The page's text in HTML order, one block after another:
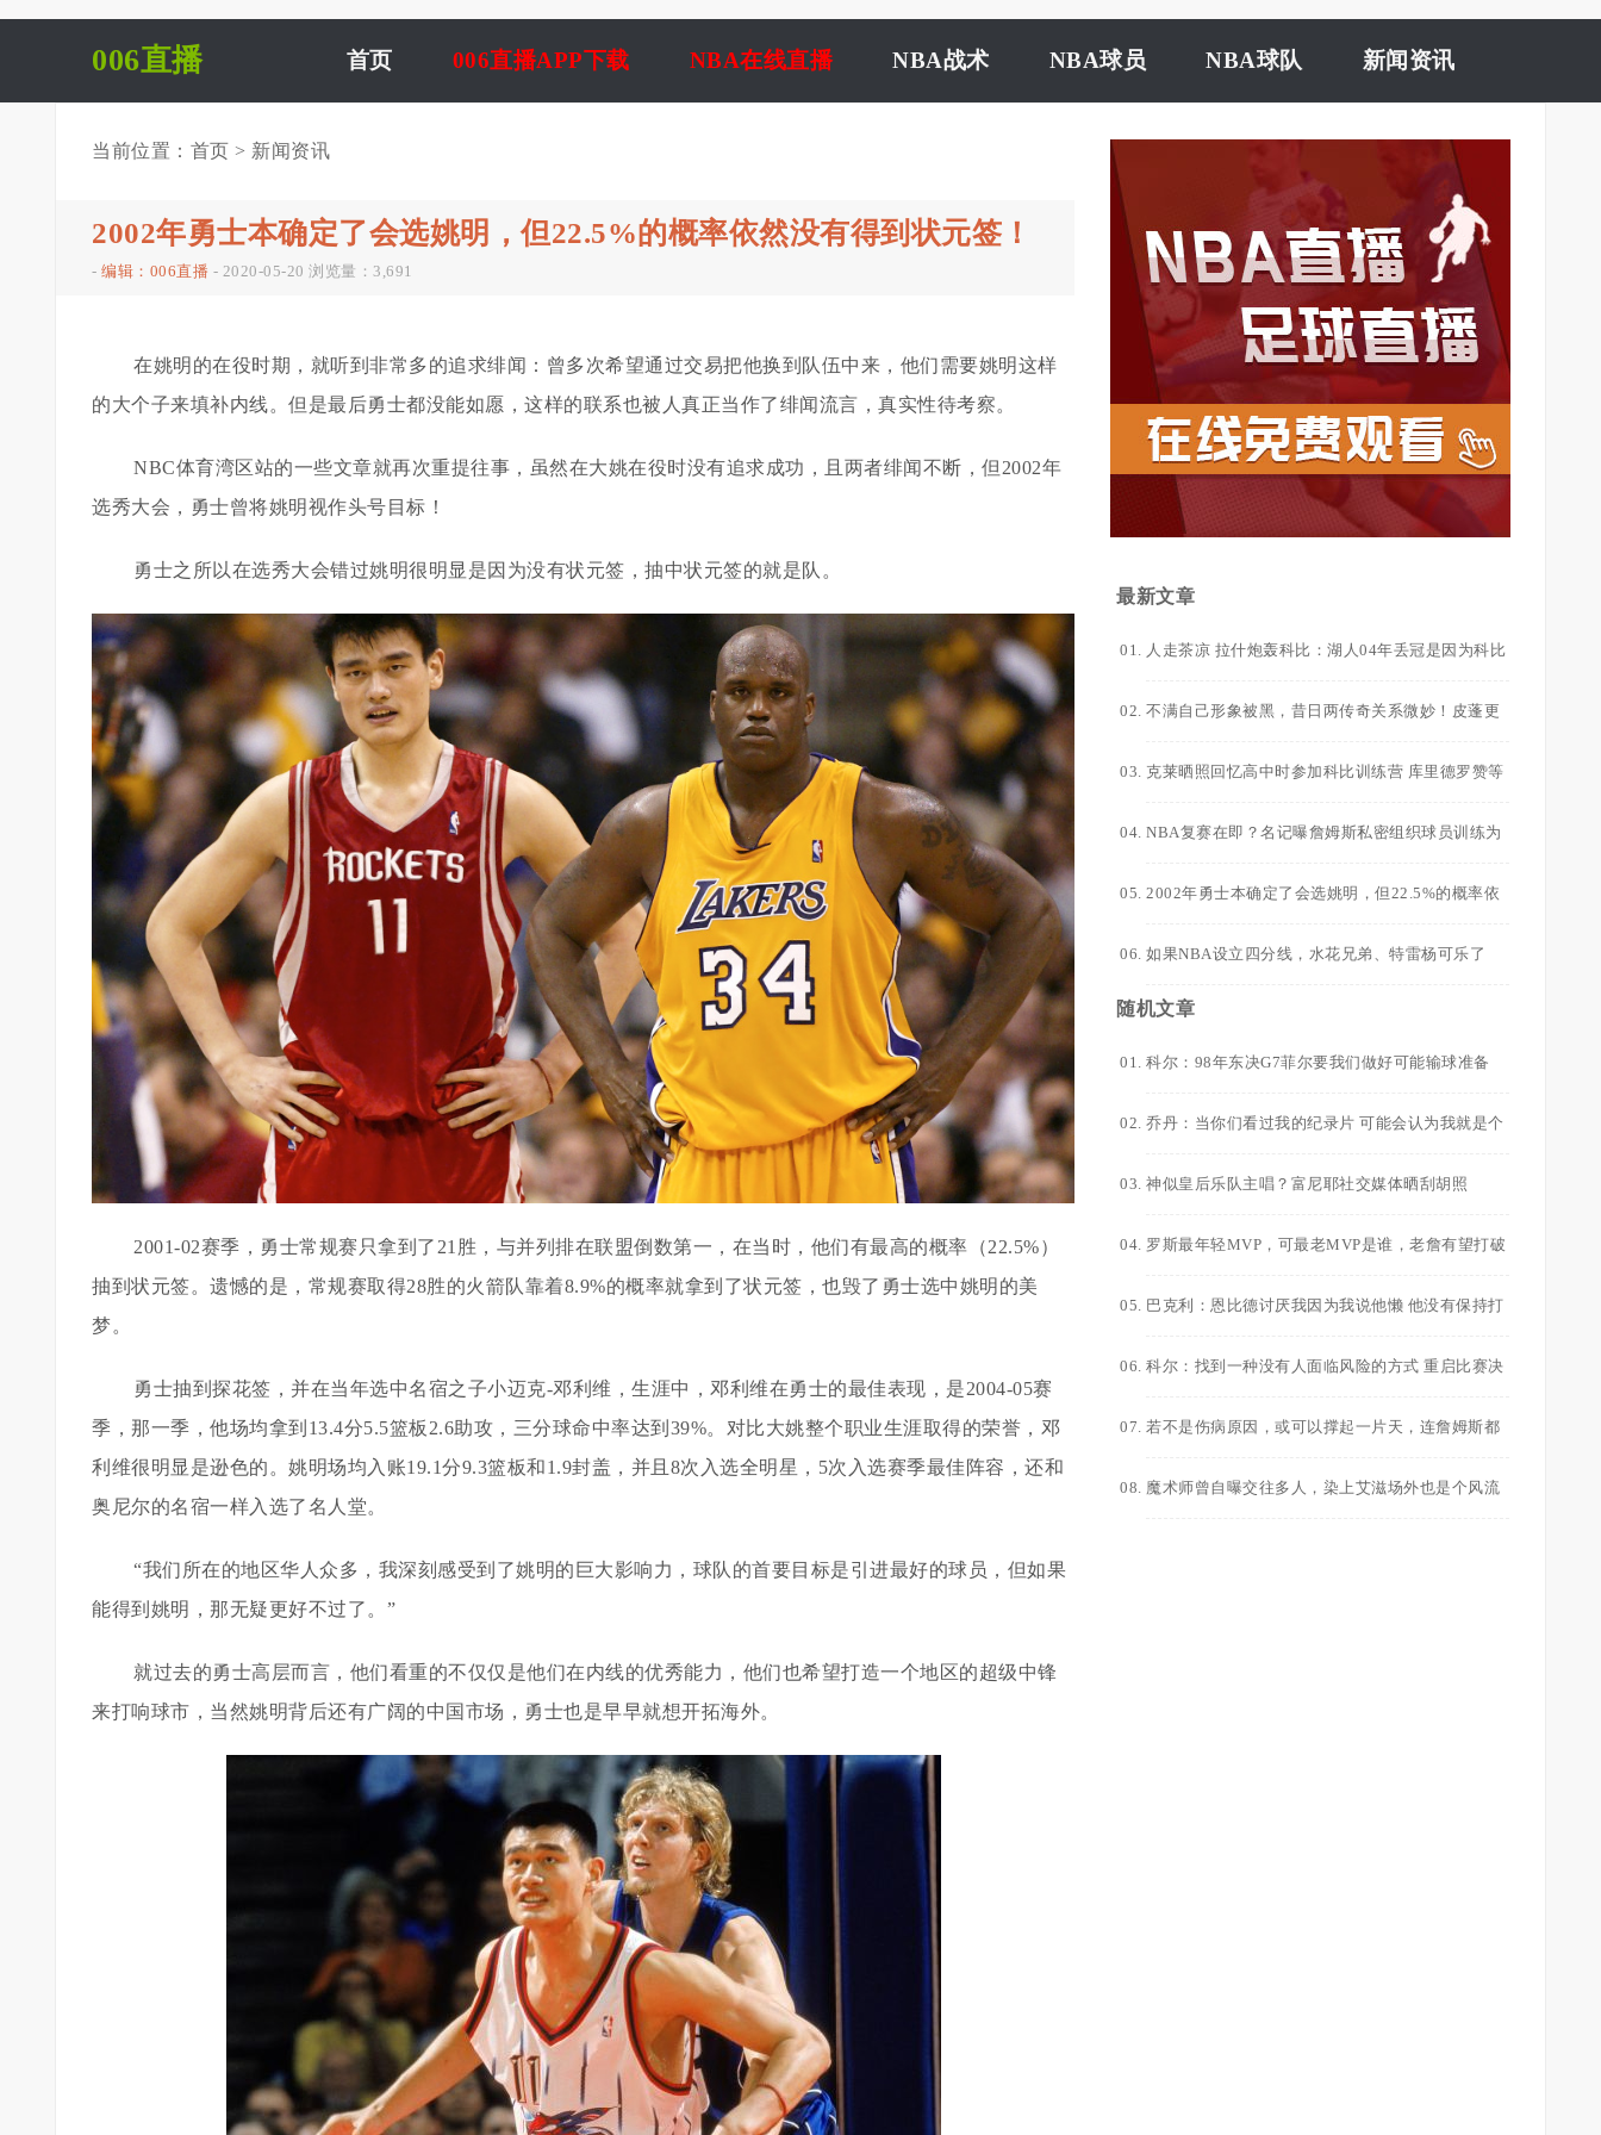
006直播 首页 006直播APP下载 NBA在线直播 NBA战术 NBA球员 NBA球队 新闻资讯
当前位置： 首页 > 新闻资讯
2002年勇士本确定了会选姚明，但22.5%的概率依然没有得到状元签！
- 编辑：006直播 - 2020-05-20 浏览量：3,691
在姚明的在役时期，就听到非常多的追求绯闻：曾多次希望通过交易把他换到队伍中来，他们需要姚明这样
的大个子来填补内线。但是最后勇士都没能如愿，这样的联系也被人真正当作了绯闻流言，真实性待考察。
NBC体育湾区站的一些文章就再次重提往事，虽然在大姚在役时没有追求成功，且两者绯闻不断，但2002年
选秀大会，勇士曾将姚明视作头号目标！
勇士之所以在选秀大会错过姚明很明显是因为没有状元签，抽中状元签的就是队。
2001-02赛季，勇士常规赛只拿到了21胜，与并列排在联盟倒数第一，在当时，他们有最高的概率（22.5%）
抽到状元签。遗憾的是，常规赛取得28胜的火箭队靠着8.9%的概率就拿到了状元签，也毁了勇士选中姚明的美
梦。
勇士抽到探花签，并在当年选中名宿之子小迈克-邓利维，生涯中，邓利维在勇士的最佳表现，是2004-05赛
季，那一季，他场均拿到13.4分5.5篮板2.6助攻，三分球命中率达到39%。对比大姚整个职业生涯取得的荣誉，邓
利维很明显是逊色的。姚明场均入账19.1分9.3篮板和1.9封盖，并且8次入选全明星，5次入选赛季最佳阵容，还和
奥尼尔的名宿一样入选了名人堂。
“我们所在的地区华人众多，我深刻感受到了姚明的巨大影响力，球队的首要目标是引进最好的球员，但如果
能得到姚明，那无疑更好不过了。”
就过去的勇士高层而言，他们看重的不仅仅是他们在内线的优秀能力，他们也希望打造一个地区的超级中锋
来打响球市，当然姚明背后还有广阔的中国市场，勇士也是早早就想开拓海外。
最新文章
人走茶凉 拉什炮轰科比：湖人04年丢冠是因为科比
太自私了 他想拿FMVP
不满自己形象被黑，昔日两传奇关系微妙！皮蓬更
是直言科比已超越乔丹！
克莱晒照回忆高中时参加科比训练营 库里德罗赞等
人也在
NBA复赛在即？名记曝詹姆斯私密组织球员训练为
夺冠做准备
2002年勇士本确定了会选姚明，但22.5%的概率依
然没有得到状元签！
如果NBA设立四分线，水花兄弟、特雷杨可乐了
随机文章
科尔：98年东决G7菲尔要我们做好可能输球准备
乔丹说不
乔丹：当你们看过我的纪录片 可能会认为我就是个
坏蛋
神似皇后乐队主唱？富尼耶社交媒体晒刮胡照
罗斯最年轻MVP，可最老MVP是谁，老詹有望打破
该记录
巴克利：恩比德讨厌我因为我说他懒 他没有保持打
篮球的体形
科尔：找到一种没有人面临风险的方式 重启比赛决
出总冠军
若不是伤病原因，或可以撑起一片天，连詹姆斯都
要靠边站的球员
魔术师曾自曝交往多人，染上艾滋场外也是个风流